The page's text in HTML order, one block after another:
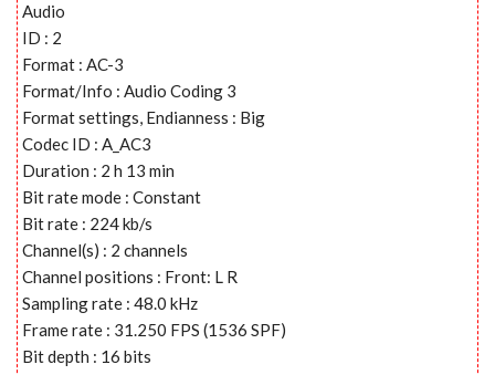
Audio
ID : 2
Format : AC-3
Format/Info : Audio Coding 3
Format settings, Endianness : Big
Codec ID : A_AC3
Duration : 2 h 13 min
Bit rate mode : Constant
Bit rate : 224 kb/s
Channel(s) : 2 channels
Channel positions : Front: L R
Sampling rate : 48.0 kHz
Frame rate : 31.250 FPS (1536 SPF)
Bit depth : 16 bits